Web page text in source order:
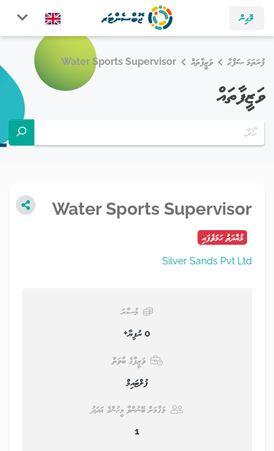
ލޮގިން
ފުރަތަމަ ޞަފްޙާ ވަޒީފާތައް Water Sports Supervisor
ވަޒީފާތައް
Water Sports Supervisor
މުއްދަތު ހަމަވެފައި
Silver Sands Pvt Ltd
މުސާރަ
0 ރުފިޔާ+
ވަޒީފާގެ ބާވަތް
ފުލްޓައިމް
މަޤާމަށް ބޭނުންވާ މީހުންގެ ޢަދަދު
1